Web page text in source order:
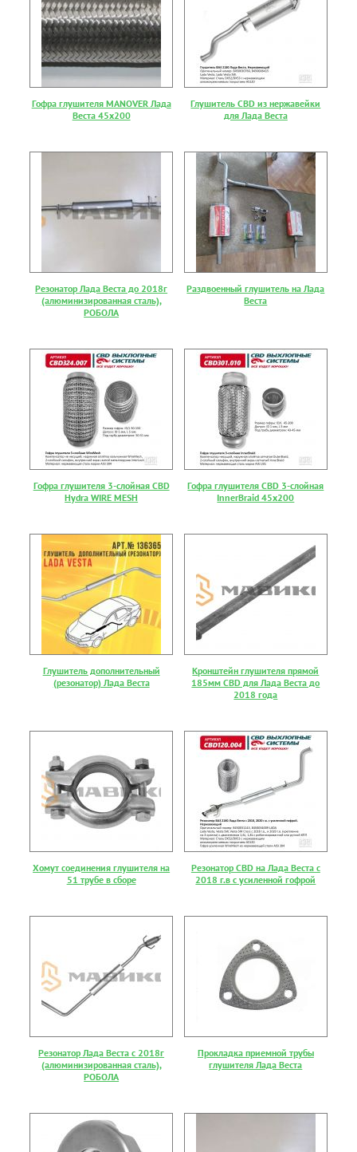
Гофра глушителя MANOVER Лада
Веста 45x200
Глушитель CBD из нержавейки
для Лада Веста
Резонатор Лада Веста до 2018г
(алюминизированная сталь),
РОБОЛА
Раздвоенный глушитель на Лада
Веста
Гофра глушителя 3-слойная CBD
Hydra WIRE MESH
Гофра глушителя CBD 3-слойная
InnerBraid 45х200
Глушитель дополнительный
(резонатор) Лада Веста
Кронштейн глушителя прямой
185мм CBD для Лада Веста до
2018 года
Хомут соединения глушителя на
51 трубе в сборе
Резонатор CBD на Лада Веста с
2018 г.в с усиленной гофрой
Резонатор Лада Веста с 2018г
(алюминизированная сталь),
РОБОЛА
Прокладка приемной трубы
глушителя Лада Веста